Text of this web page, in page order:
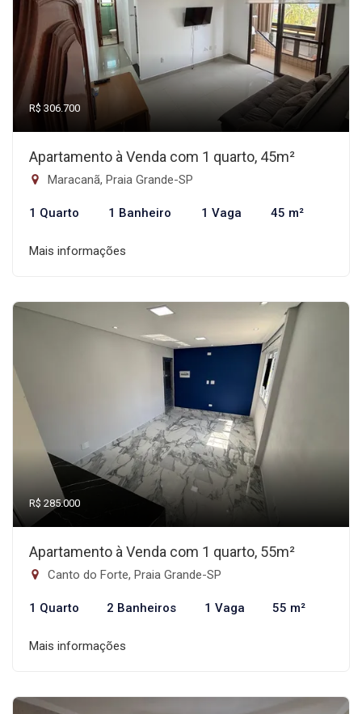
R$ 306.700
Apartamento à Venda com 1 quarto, 45m²
Maracanã, Praia Grande-SP
1 Quarto 1 Banheiro 1 Vaga 45 m²
Mais informações
R$ 285.000
Apartamento à Venda com 1 quarto, 55m²
Canto do Forte, Praia Grande-SP
1 Quarto 2 Banheiros 1 Vaga 55 m²
Mais informações